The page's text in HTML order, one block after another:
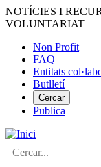
Vés
al
NOTÍCIES I
VOLUNTARIAT
Menú
del
compte
d'usuari
Non Profit
FAQ
Entitats
Butlletí
Cercar
Publica
Cerca